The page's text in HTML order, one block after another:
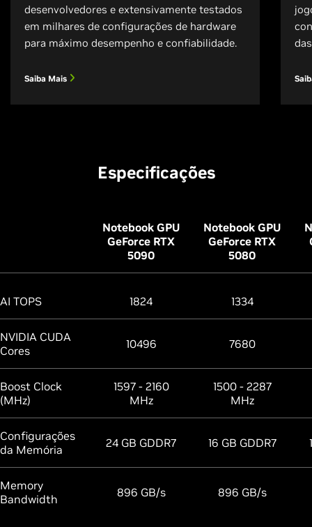
desenvolvedores e extensivamente testados
em milhares de configurações de hardware
para máximo desempenho e confiabilidade.
Saiba Mais
Especificações
Notebook GPU
GeForce RTX
5090
Notebook GPU
GeForce RTX
5080
AI TOPS 1824 1334
NVIDIA CUDA
Cores
10496 7680
Boost Clock
(MHz)
1597 - 2160
MHz
1500 - 2287
MHz
Configurações
da Memória
24 GB GDDR7 16 GB GDDR7
Memory
Bandwidth
896 GB/s 896 GB/s